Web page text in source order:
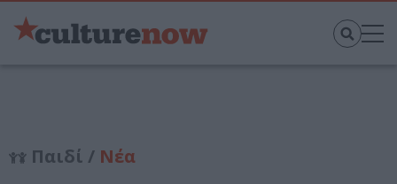
Παιδί / Νέα